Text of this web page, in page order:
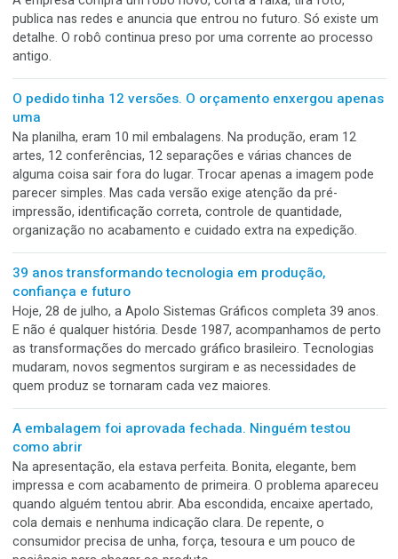
centímetros menor. O layout dizia que podia entrar. A
discordou.
A solução provisória comemorou cinco anos de
Era só até chegar a peça certa. Cinco anos depois, o
ganhou bolo, velas e quase uma placa de funcionário
Na fábrica, pode ser uma fita segurando uma tampa. No
escritório, uma planilha paralela. Na TI, aquele botão que
ninguém pode apertar. Muda o setor, mas a carreira do
provisório é sempre parecida.
Todo mundo quer inovação. Desde que nada precise
mudar
A empresa compra um robô novo, corta a faixa, tira foto,
publica nas redes e anuncia que entrou no futuro. Só
detalhe. O robô continua preso por uma corrente ao
antigo.
uma
Na planilha, eram 10 mil embalagens. Na produção, eram 12
artes, 12 conferências, 12 separações e várias chances de
alguma coisa sair fora do lugar. Trocar apenas a imagem
parecer simples. Mas cada versão exige atenção da pré-
impressão, identificação correta, controle de quantidade,
organização no acabamento e cuidado extra na expedição.